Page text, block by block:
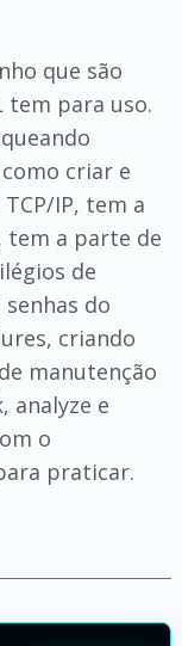
que são
tem para uso.
criar e
IP, tem a
tem a parte de
de
do
criando
manutenção
analyze e
o
praticar.